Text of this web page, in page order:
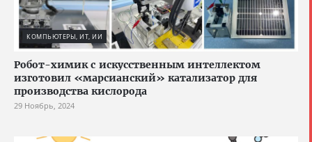
КОМПЬЮТЕРЫ, ИТ, ИИ
Робот-химик с искусственным интеллектом
изготовил «марсианский» катализатор для
производства кислорода
29 Ноябрь, 2024